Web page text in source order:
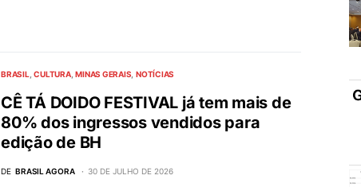
BRASIL CULTURA MINAS GERAIS NOTÍCIAS
CÊ TÁ DOIDO FESTIVAL já tem mais de
80% dos ingressos vendidos para
edição de BH
DE BRASIL AGORA 30 DE JULHO DE 2026